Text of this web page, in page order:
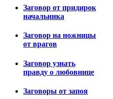
Заговор от придирок
начальника
Заговор на ножницы
от врагов
Заговор узнать
правду о любовнице
Заговоры от запоя